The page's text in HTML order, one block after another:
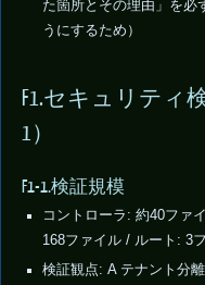
た箇所とその理由」を必
うにするため）
F1.セキュリティ
1）
F1-1.検証規模
コントローラ: 約40ファ
168ファイル / ルート: 3
検証観点: A テナント分